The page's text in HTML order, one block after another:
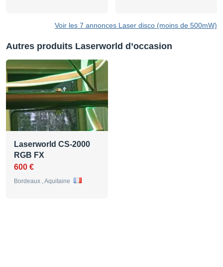
Voir les 7 annonces Laser disco (moins de 500mW)
Autres produits Laserworld d’occasion
Laserworld CS-2000
RGB FX
600 €
Bordeaux , Aquitaine